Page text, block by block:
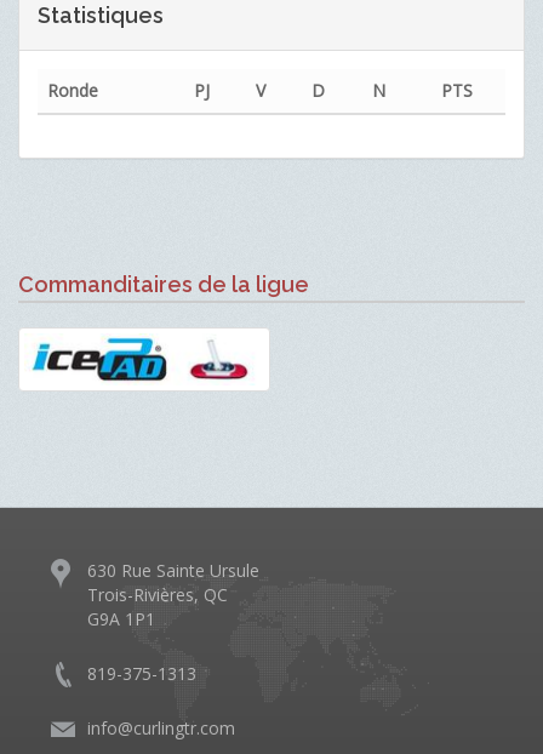
Statistiques
Ronde PJ V D N PTS
Commanditaires de la ligue
630 Rue Sainte Ursule
Trois-Rivières, QC
G9A 1P1
819-375-1313
info@curlingtr.com